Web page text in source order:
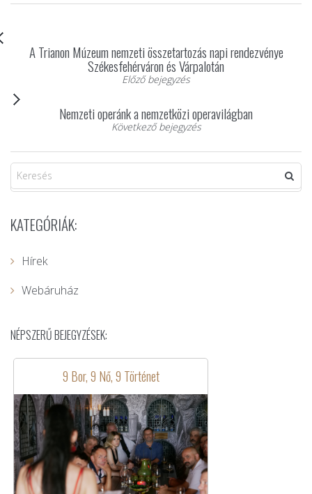
A Trianon Múzeum nemzeti összetartozás napi rendezvénye
Székesfehérváron és Várpalotán
Előző bejegyzés
Nemzeti operánk a nemzetközi operavilágban
Következő bejegyzés
KATEGÓRIÁK:
Hírek
Webáruház
NÉPSZERŰ BEJEGYZÉSEK:
9 Bor, 9 Nő, 9 Történet